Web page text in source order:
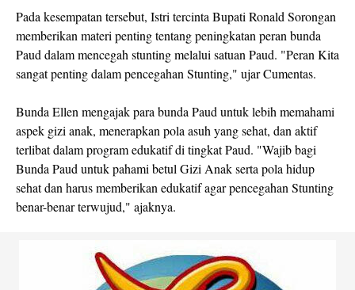
Pada kesempatan tersebut, Istri tercinta Bupati Ronald Sorongan
memberikan materi penting tentang peningkatan peran bunda
Paud dalam mencegah stunting melalui satuan Paud. "Peran Kita
sangat penting dalam pencegahan Stunting," ujar Cumentas.
Bunda Ellen mengajak para bunda Paud untuk lebih memahami
aspek gizi anak, menerapkan pola asuh yang sehat, dan aktif
terlibat dalam program edukatif di tingkat Paud. "Wajib bagi
Bunda Paud untuk pahami betul Gizi Anak serta pola hidup
sehat dan harus memberikan edukatif agar pencegahan Stunting
benar-benar terwujud," ajaknya.